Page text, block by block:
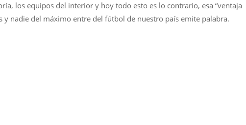
los equipos del interior y hoy todo esto es lo contrario, esa “ventaja
y nadie del máximo entre del fútbol de nuestro país emite palabra.